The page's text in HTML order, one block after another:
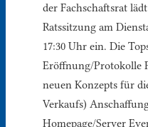
der Fachschaftsrat
Ratssitzung am
17:30 Uhr ein. Die
Eröffnung/Protokolle
neuen Konzepts für
Verkaufs)
Homepage/Server